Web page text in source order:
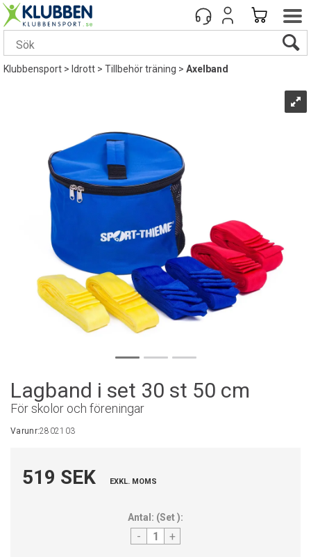
Klubbensport> Idrott>Tillbehör träning>Axelband
Lagband i set 30 st 50 cm
För skolor och föreningar
Varunr:2802103
519 SEK EXKL. MOMS
Antal: (Set):
- +